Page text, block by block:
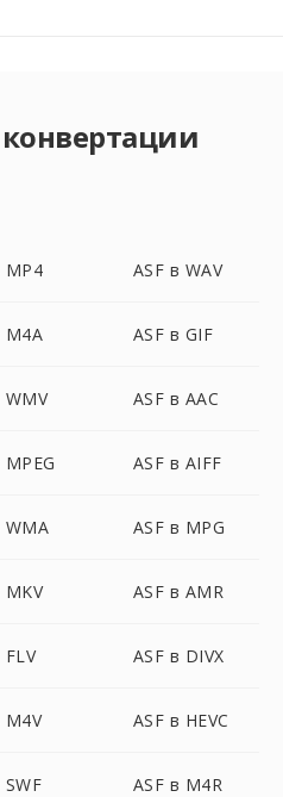
MP4 ASF в WAV
M4A ASF в GIF
WMV ASF в AAC
ASF в AIFF
WMA ASF в MPG
MKV ASF в AMR
FLV ASF в DIVX
M4V ASF в HEVC
SWF ASF в M4R